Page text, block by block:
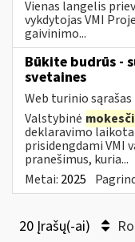
Vienas langelis
vykdytojas VMI
gaivinimo...
Būkite budrūs -
svetaines
Web turinio sąrašas
Valstybinė
deklaravimo
prisidengdami VMI
pranešimus, kuria...
Metai: 2025
20 Įrašų(-ai)